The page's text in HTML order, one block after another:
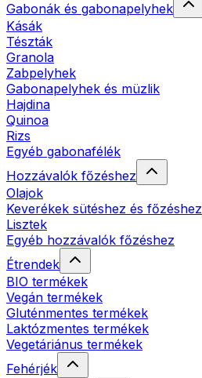
Gabonák és gabonapelyhek
Kásák
Tészták
Granola
Zabpelyhek
Gabonapelyhek és müzlik
Hajdina
Quinoa
Rizs
Egyéb gabonafélék
Hozzávalók főzéshez
Olajok
Keverékek sütéshez és főzéshez
Lisztek
Egyéb hozzávalók főzéshez
Étrendek
BIO termékek
Vegán termékek
Gluténmentes termékek
Laktózmentes termékek
Vegetáriánus termékek
Fehérjék